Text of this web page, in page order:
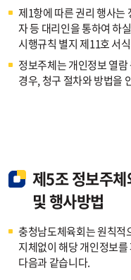
제1항에 따른 권리 행사는
자 등 대리인을 통하여 하
시행규칙 별지 제11호 서
정보주체는 개인정보 열
경우, 청구 절차와 방법을
제5조 정보주
및 행사방법
충청남도체육회는 원칙적
지체없이 해당 개인정보
다음과 같습니다.